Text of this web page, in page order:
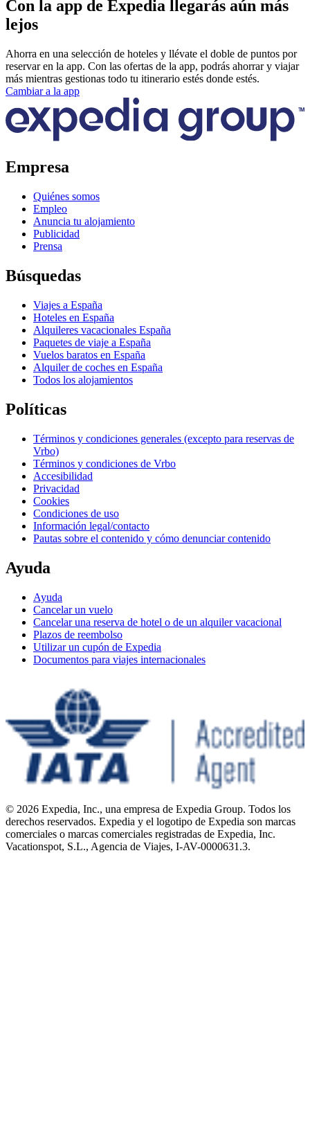
Con la app de Expedia llegarás aún más
lejos
Ahorra en una selección de hoteles y llévate el doble de puntos por
reservar en la app. Con las ofertas de la app, podrás ahorrar y viajar
más mientras gestionas todo tu itinerario estés donde estés.
Cambiar a la app
Empresa
Quiénes somos
Empleo
Anuncia tu alojamiento
Publicidad
Prensa
Búsquedas
Viajes a España
Hoteles en España
Alquileres vacacionales España
Paquetes de viaje a España
Vuelos baratos en España
Alquiler de coches en España
Todos los alojamientos
Políticas
Términos y condiciones generales (excepto para reservas de
Vrbo)
Términos y condiciones de Vrbo
Accesibilidad
Privacidad
Cookies
Condiciones de uso
Información legal/contacto
Pautas sobre el contenido y cómo denunciar contenido
Ayuda
Ayuda
Cancelar un vuelo
Cancelar una reserva de hotel o de un alquiler vacacional
Plazos de reembolso
Utilizar un cupón de Expedia
Documentos para viajes internacionales
© 2026 Expedia, Inc., una empresa de Expedia Group. Todos los
derechos reservados. Expedia y el logotipo de Expedia son marcas
comerciales o marcas comerciales registradas de Expedia, Inc.
Vacationspot, S.L., Agencia de Viajes, I-AV-0000631.3.